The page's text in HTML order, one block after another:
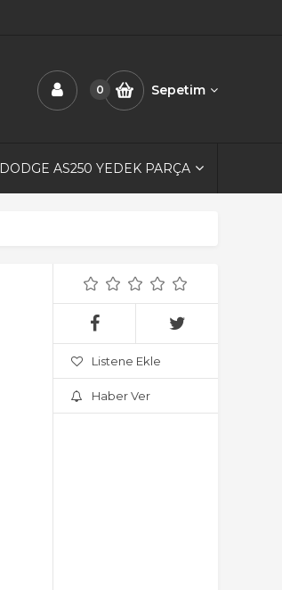
0 Sepetim
DODGE AS250 YEDEK PARÇA
Listene Ekle
Haber Ver